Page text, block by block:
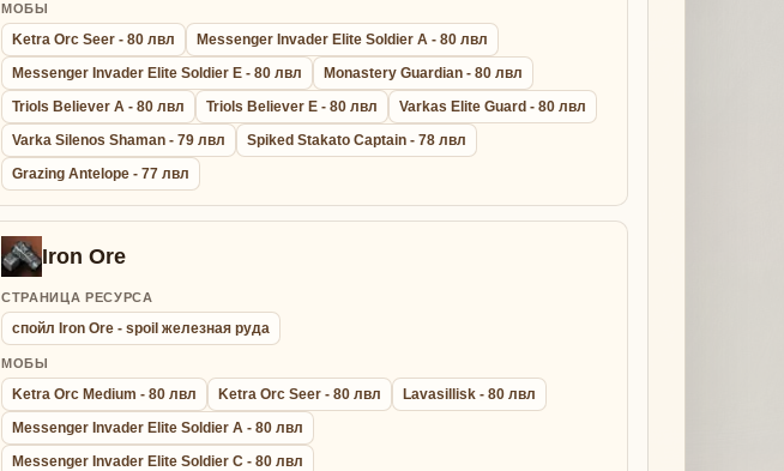
МОБЫ
Ketra Orc Seer - 80 лвл
Messenger Invader Elite Soldier A - 80 лвл
Messenger Invader Elite Soldier E - 80 лвл
Monastery Guardian - 80 лвл
Triols Believer A - 80 лвл
Triols Believer E - 80 лвл
Varkas Elite Guard - 80 лвл
Varka Silenos Shaman - 79 лвл
Spiked Stakato Captain - 78 лвл
Grazing Antelope - 77 лвл
Iron Ore
СТРАНИЦА РЕСУРСА
спойл Iron Ore - spoil железная руда
МОБЫ
Ketra Orc Medium - 80 лвл Ketra Orc Seer - 80 лвл
Lavasillisk - 80 лвл
Messenger Invader Elite Soldier A - 80 лвл
Messenger Invader Elite Soldier C - 80 лвл